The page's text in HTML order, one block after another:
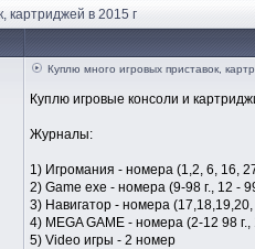
картриджей в 2015 г
Куплю много игровых приставок,
Куплю игровые консоли и
Журналы:
1) Игромания - номера (1,2, 6, 16,
2) Game exe - номера (9-98 г., 12 -
3) Навигатор - номера
4) MEGA GAME - номера (2-12 98 г.,
5) Video игры - 2 номер